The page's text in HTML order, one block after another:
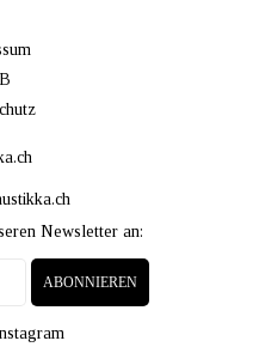
Newsletter an:
ABONNIEREN